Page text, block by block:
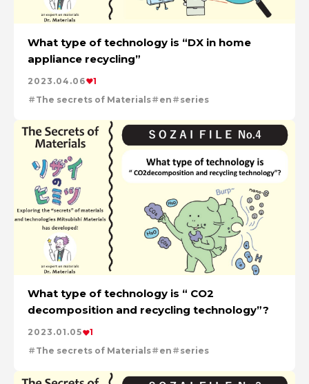
What type of technology is “DX in home
appliance recycling”
2023.04.06
1
The secrets of Materials
en series
What type of technology is “ CO2
decomposition and recycling technology”?
2023.01.05
1
The secrets of Materials
en series